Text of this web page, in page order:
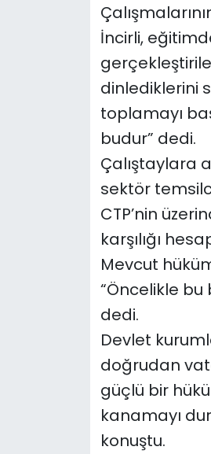
İncirli,
dinlediklerini
toplamayı
budur” dedi.
Çalıştaylara
sektör
CTP’nin
karşılığı
Mevcut
“Öncelikle bu
dedi.
Devlet
doğrudan
güçlü bir
kanamayı
konuştu.